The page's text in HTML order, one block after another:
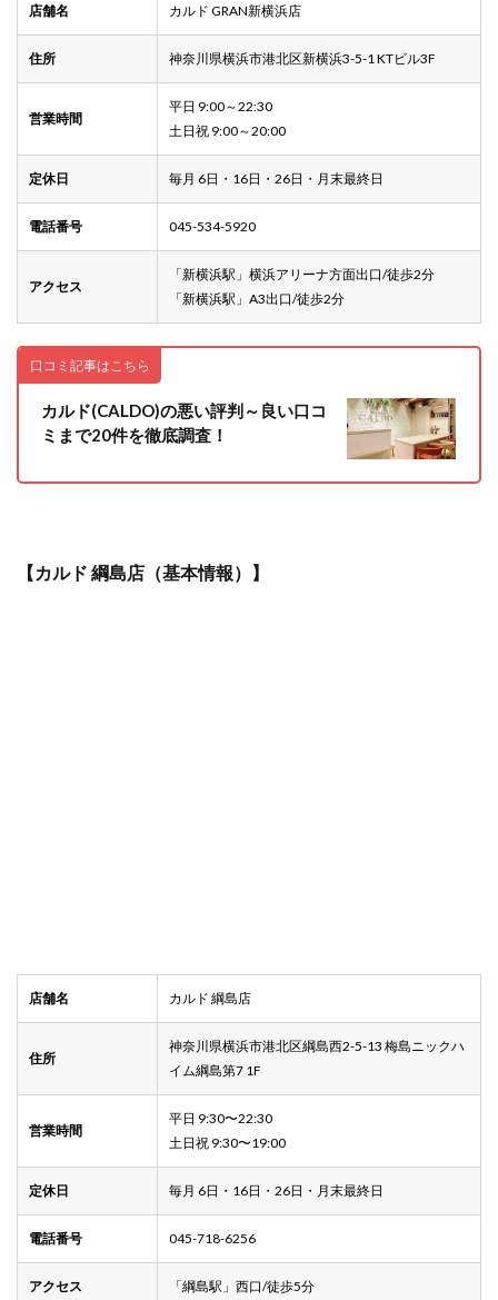
店舗名 カルド GRAN新横浜店
住所 神奈川県横浜市港北区新横浜3-5-1 KTビル3F
営業時間
平日 9:00～22:30
土日祝 9:00～20:00
定休日 毎月 6日・16日・26日・月末最終日
電話番号 045-534-5920
アクセス
「新横浜駅」横浜アリーナ方面出口/徒歩2分
「新横浜駅」A3出口/徒歩2分
口コミ記事はこちら
カルド(CALDO)の悪い評判～良い口コ
ミまで20件を徹底調査！
【カルド 綱島店（基本情報）】
店舗名 カルド 綱島店
住所
神奈川県横浜市港北区綱島西2-5-13 梅島ニックハ
イム綱島第7 1F
営業時間
平日 9:30〜22:30
土日祝 9:30〜19:00
定休日 毎月 6日・16日・26日・月末最終日
電話番号 045-718-6256
アクセス 「綱島駅」西口/徒歩5分